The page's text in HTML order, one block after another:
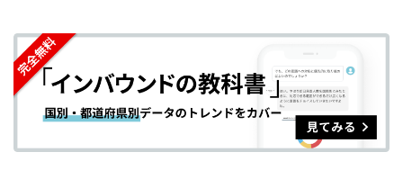
シ
ェ
ア
す
る
シ
ェ
ア
す
る
ク
マ
ー
ク
に
購
読
す
る
録
す